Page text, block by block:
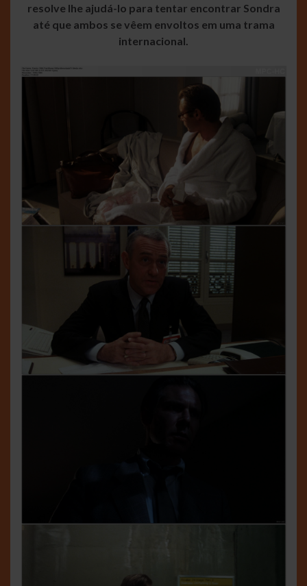
resolve lhe ajudá-lo para tentar encontrar Sondra
até que ambos se vêem envoltos em uma trama
internacional.